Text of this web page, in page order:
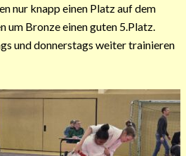
nur knapp einen Platz auf dem
um Bronze einen guten 5.Platz.
und donnerstags weiter trainieren